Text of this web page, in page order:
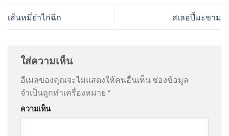
เส้นหมี่ยำไก่ฉีก สเลอปี้มะขาม
ใส่ความเห็น
อีเมลของคุณจะไม่แสดงให้คนอื่นเห็น ช่องข้อมูล
จำเป็นถูกทำเครื่องหมาย *
ความเห็น